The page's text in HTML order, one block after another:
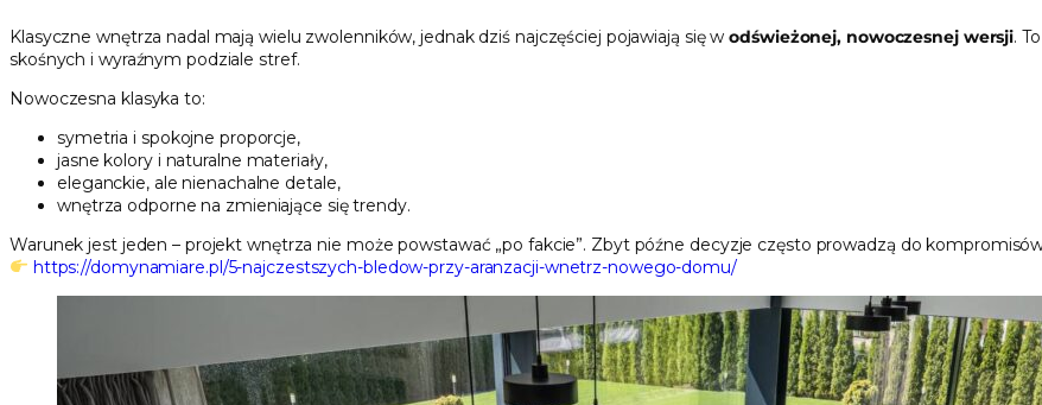
Klasyczne wnętrza nadal mają wielu zwolenników, jednak dziś najczęściej pojawiają się wodświeżonej, nowoczesnej wersji.
skośnych i wyraźnym podziale stref.
Nowoczesna klasyka to:
symetria i spokojne proporcje,
jasne kolory i naturalne materiały,
eleganckie, ale nienachalne detale,
wnętrza odporne na zmieniające się trendy.
Warunek jest jeden – projekt wnętrza nie może powstawać „po fakcie”. Zbyt późne decyzje często prowadzą do
https://domynamiare.pl/5-najczestszych-bledow-przy-aranzacji-wnetrz-nowego-domu/